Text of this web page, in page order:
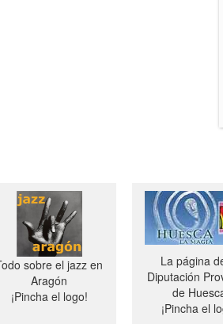
sobre el jazz en
Aragón
¡Pincha el logo!
La página
Diputación
de
¡Pincha el